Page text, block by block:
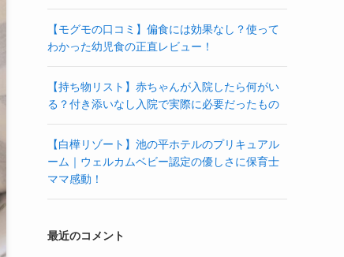
【モグモの口コミ】偏食には効果なし？使って
わかった幼児食の正直レビュー！
【持ち物リスト】赤ちゃんが入院したら何がい
る？付き添いなし入院で実際に必要だったもの
【白樺リゾート】池の平ホテルのプリキュアル
ーム｜ウェルカムベビー認定の優しさに保育士
ママ感動！
最近のコメント